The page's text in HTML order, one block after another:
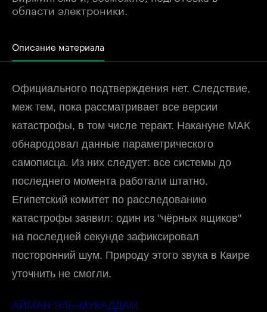
области электроники.
Описание материала
Официального подтверждения нет. Следствие,
меж тем, пока рассматривает все версии
катастрофы, в том числе теракт. Накануне МАК
обнародовал данные параметрического
самописца. Из них следует: все системы до
последнего момента работали штатно.
Египетский комитет по расследованию
катастрофы заявил: один из "чёрных ящиков"
на последней секунде зафиксировал
посторонний шум. Природу этого звука в Каире
уточнить не смогли.
АЙМАН ЭЛЬ-МУКАДДАМ